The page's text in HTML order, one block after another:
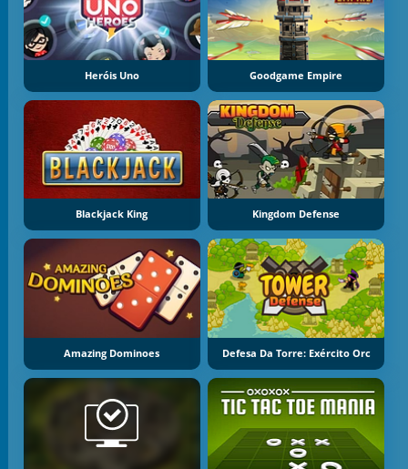
Heróis Uno Goodgame Empire
Blackjack King Kingdom Defense
Amazing Dominoes Defesa Da Torre: Exército Orc